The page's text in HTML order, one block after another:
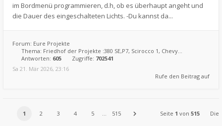
im Bordmenü programmieren, d.h, ob es überhaupt angeht und
die Dauer des eingeschalteten Lichts. -Du kannst da...
Forum: Eure Projekte
Thema: Friedhof der Projekte :380 SE,P7, Scirocco 1, Chevy...
Antworten: 605 Zugriffe: 702541
Sa 21. Mär 2026, 23:16
Rufe den Beitrag auf
1 2 3 4 5 … 515 Seite 1 von 515 Die